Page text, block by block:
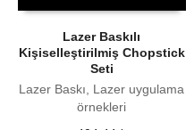
Lazer Baskılı
Kişiselleştirilmiş Chopstick
Seti
Lazer Baskı, Lazer uygulama
örnekleri